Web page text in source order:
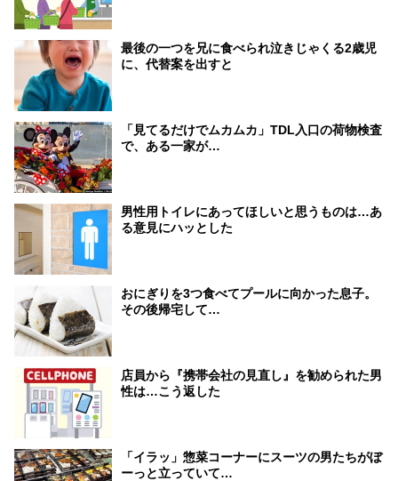
最後の一つを兄に食べられ泣きじゃくる2歳児
に、代替案を出すと
「見てるだけでムカムカ」TDL入口の荷物検査
で、ある一家が…
男性用トイレにあってほしいと思うものは…あ
る意見にハッとした
おにぎりを3つ食べてプールに向かった息子。
その後帰宅して…
店員から『携帯会社の見直し』を勧められた男
性は…こう返した
「イラッ」惣菜コーナーにスーツの男たちがぼ
ーっと立っていて…